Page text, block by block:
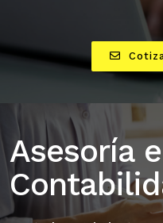
Asesoría